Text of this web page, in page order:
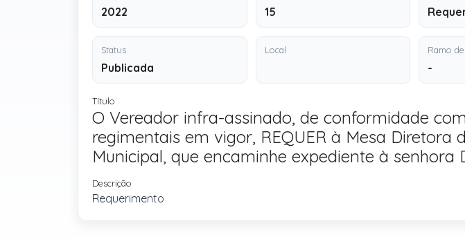
2022 15
Status
Publicada
Local Ramo
-
Título
O Vereador infra-assinado, de conformidade
regimentais em vigor, REQUER à Mesa Diretora
Municipal, que encaminhe expediente à senhora
Descrição
Requerimento